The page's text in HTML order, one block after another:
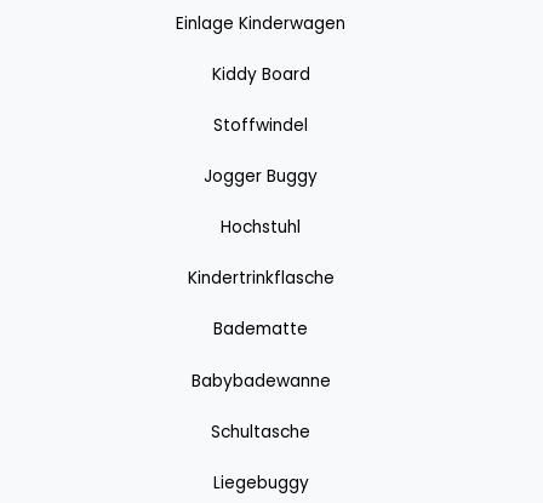
Einlage Kinderwagen
Kiddy Board
Stoffwindel
Jogger Buggy
Hochstuhl
Kindertrinkflasche
Badematte
Babybadewanne
Schultasche
Liegebuggy